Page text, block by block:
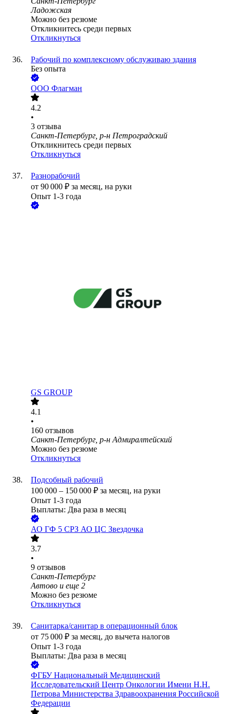
Ладожская
Можно без резюме
Откликнитесь среди первых
Откликнуться
Рабочий по комплексному обслуживаю здания
Без опыта
ООО Флагман
4.2
•
3 отзыва
Санкт-Петербург, р-н Петроградский
Откликнитесь среди первых
Откликнуться
Разнорабочий
от 90 000 ₽ за месяц, на руки
Опыт 1-3 года
GS GROUP
4.1
•
160 отзывов
Санкт-Петербург, р-н Адмиралтейский
Можно без резюме
Откликнуться
Подсобный рабочий
100 000 – 150 000 ₽ за месяц, на руки
Опыт 1-3 года
Выплаты: Два раза в месяц
АО ГФ 5 СРЗ АО ЦС Звездочка
3.7
•
9 отзывов
Санкт-Петербург
Автово и еще 2
Можно без резюме
Откликнуться
Санитарка/санитар в операционный блок
от 75 000 ₽ за месяц, до вычета налогов
Опыт 1-3 года
Выплаты: Два раза в месяц
ФГБУ Национальный Медицинский
Исследовательский Центр Онкологии Имени Н.Н.
Петрова Министерства Здравоохранения Российской
Федерации